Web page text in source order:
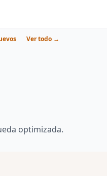
Ver todo →
optimizada.